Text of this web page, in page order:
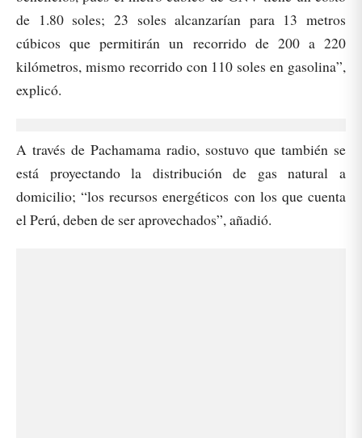
de 1.80 soles; 23 soles alcanzarían para 13 metros
cúbicos que permitirán un recorrido de 200 a 220
kilómetros, mismo recorrido con 110 soles en gasolina”,
explicó.
A través de Pachamama radio, sostuvo que también se
está proyectando la distribución de gas natural a
domicilio; “los recursos energéticos con los que cuenta
el Perú, deben de ser aprovechados”, añadió.